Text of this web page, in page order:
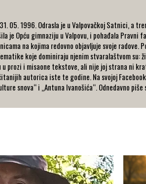
05. 1996. Odrasla je u Valpovačkoj Satnici, a
je Оpću gimnaziju u Valpovu, i pohađala Pravni
na kojima redovno objavljuje svoje radove.
koje dominiraju njenim stvaralaštvom su:
prozi i misaone tekstove, ali nije joj strana ni
autorica iste te godine. Na svojoj
snova“ i „Antuna Ivanošića“. Odnedavno